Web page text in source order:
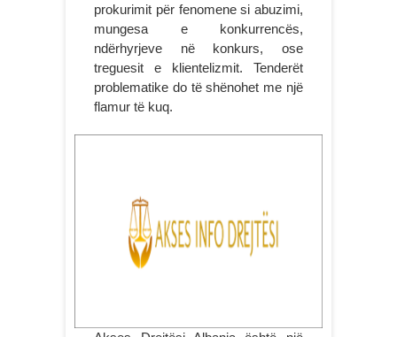
prokurimit për fenomene si abuzimi,
mungesa e konkurrencës,
ndërhyrjeve në konkurs, ose
treguesit e klientelizmit. Tenderët
problematike do të shënohet me një
flamur të kuq.